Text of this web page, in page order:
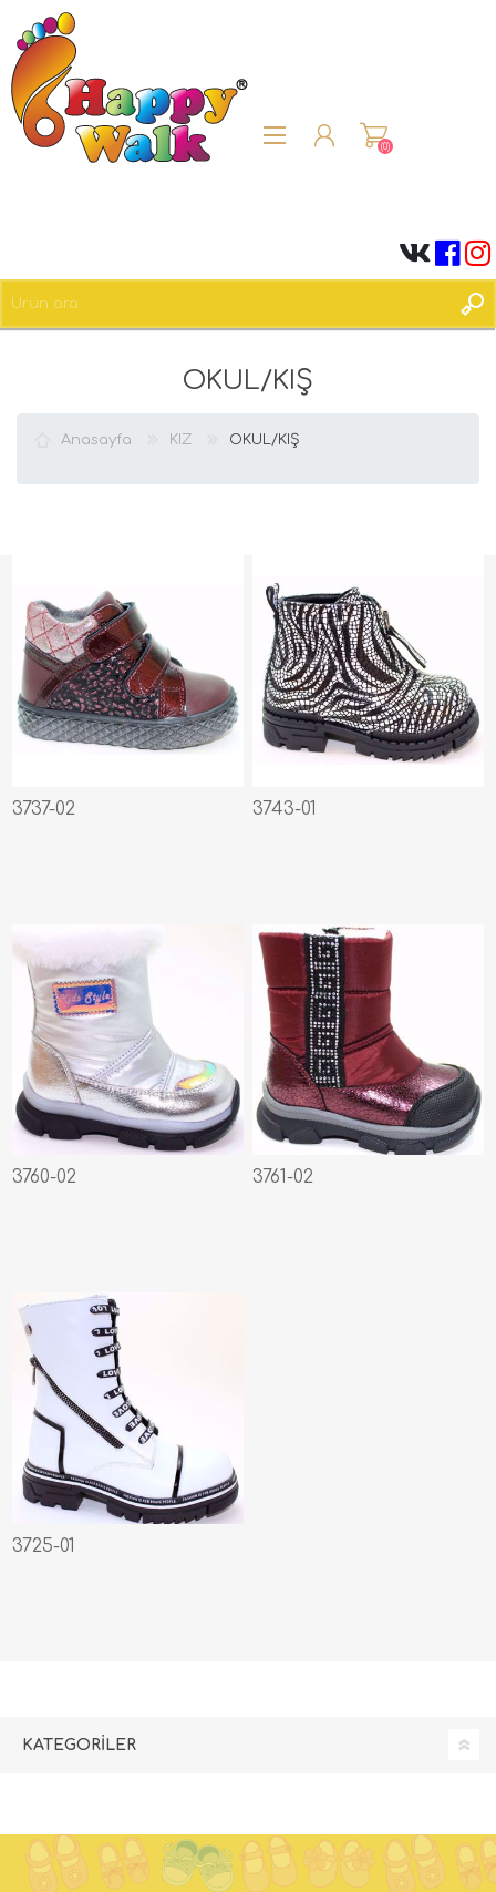
(0)
OKUL/KIŞ
Anasayfa KIZ OKUL/KIŞ
3737-02 3743-01
3760-02 3761-02
3725-01
KATEGORILER